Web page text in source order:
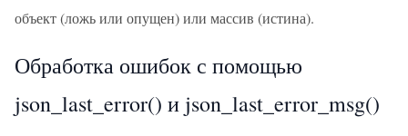
объект (ложь или опущен) или массив (истина).
Обработка ошибок с помощью
json_last_error() и json_last_error_msg()